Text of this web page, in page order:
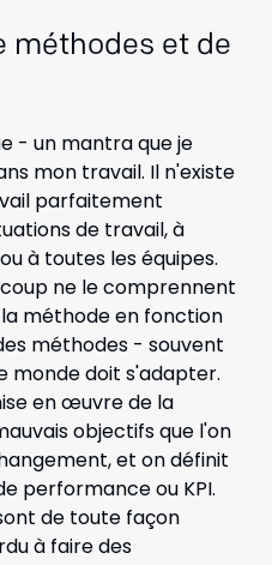
méthodes et de
- un mantra que je
mon travail. Il n'existe
parfaitement
de travail, à
à toutes les équipes.
ne le comprennent
méthode en fonction
méthodes - souvent
monde doit s'adapter.
en œuvre de la
objectifs que l'on
et on définit
performance ou KPI.
de toute façon
à faire des